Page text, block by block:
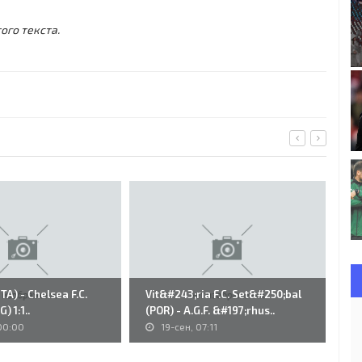
текста.
- Chelsea F.C.
1:1..
Vit&#243;ria F.C. Set&#250;bal
(POR) - A.G.F. &#197;rhus..
19-сен, 07:11